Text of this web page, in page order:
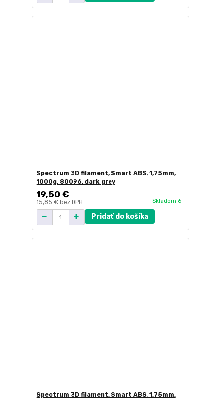
Spectrum 3D filament, Smart ABS, 1,75mm,
1000g, 80096, dark grey
19,50 €
15,85 € bez DPH Skladom 6
Pridať do košíka
Spectrum 3D filament, Smart ABS, 1,75mm,